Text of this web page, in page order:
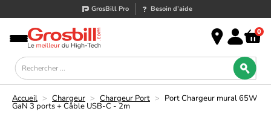
GrosBill Pro Besoin d’aide
0
Accueil > Chargeur > Chargeur Port > Port Chargeur mural 65W
GaN 3 ports + Câble USB-C - 2m